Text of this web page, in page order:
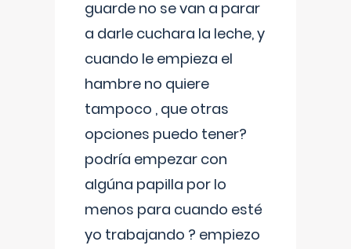
guarde no se van a parar
a darle cuchara la leche, y
cuando le empieza el
hambre no quiere
tampoco , que otras
opciones puedo tener?
podría empezar con
algúna papilla por lo
menos para cuando esté
yo trabajando ? empiezo